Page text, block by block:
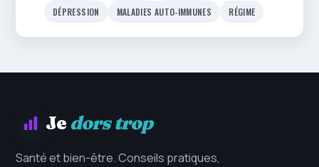
DÉPRESSION
MALADIES AUTO-IMMUNES RÉGIME
Je dors trop
Santé et bien-être. Conseils pratiques,